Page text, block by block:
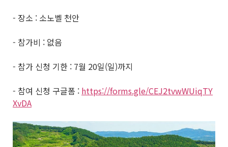
- 장소 : 소노벨 천안
- 참가비 : 없음
- 참가 신청 기한 : 7월 20일(일)까지
- 참여 신청 구글폼 : https://forms.gle/CEJ2tvwWUiqTY
XvDA